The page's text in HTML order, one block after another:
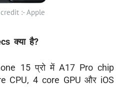
:- Apple
क्या है?
15 प्रो में A17 Pro chip
CPU, 4 core GPU और iOS